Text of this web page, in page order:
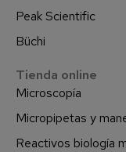
Peak Scientific
Büchi
Tienda online
Microscopía
Micropipetas y
Reactivos biología